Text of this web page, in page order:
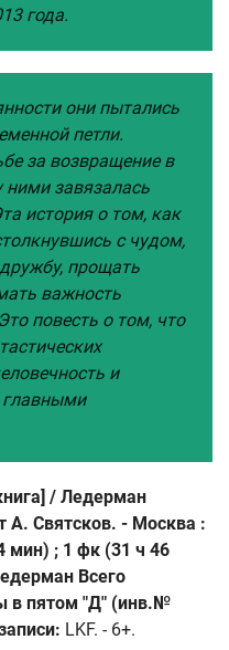
года.
они пытались
петли.
за возвращение в
завязалась
история о том, как
с чудом,
прощать
важность
повесть о том, что
и
главными
/ Ледерман
А. Святсков. - Москва :
мин) ; 1 фк (31 ч 46
Всего
в пятом "Д" (инв.№
LKF. - 6+.